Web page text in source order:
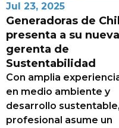
Jul 23, 2025
Generadoras de
presenta a su nueva
gerenta de
Sustentabilidad
Con amplia
en medio ambiente y
desarrollo
profesional asume un